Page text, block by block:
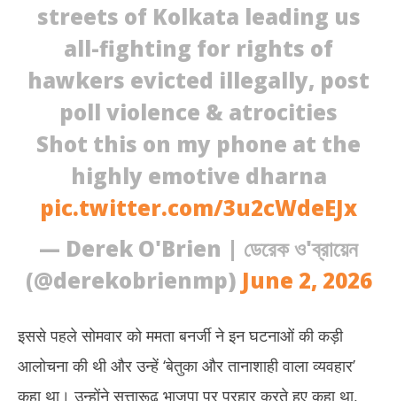
streets of Kolkata leading us
all-fighting for rights of
hawkers evicted illegally, post
poll violence & atrocities
Shot this on my phone at the
highly emotive dharna
pic.twitter.com/3u2cWdeEJx
— Derek O'Brien | ডেরেক ও'ব্রায়েন
(@derekobrienmp) June 2, 2026
इससे पहले सोमवार को ममता बनर्जी ने इन घटनाओं की कड़ी
आलोचना की थी और उन्हें ‘बेतुका और तानाशाही वाला व्यवहार’
कहा था। उन्होंने सत्तारूढ़ भाजपा पर प्रहार करते हुए कहा था,